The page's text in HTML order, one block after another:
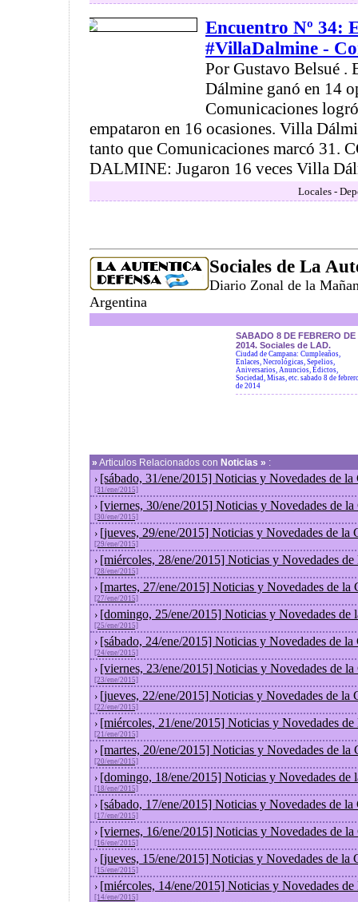
Encuentro Nº 34:
#VillaDalmine -
Por Gustavo Belsué .
Dálmine ganó en 14
Comunicaciones
empataron en 16 ocasiones. Villa
tanto que Comunicaciones marcó 31.
DALMINE: Jugaron 16 veces Villa
Locales -
Sociales de La
Diario Zonal de la
Argentina
SABADO 8 DE FEBRERO DE
2014. Sociales de LAD.
Ciudad de Campana: Cumpleaños,
Enlaces, Necrológicas, Sepelios,
Aniversarios, Anuncios, Edictos,
Sociedad, Misas, etc. sabado 8 de
de 2014
» Articulos Relacionados con Noticias » :
› [sábado, 31/ene/2015] Noticias y Novedades de la
[31/ene/2015]
› [viernes, 30/ene/2015] Noticias y Novedades de
[30/ene/2015]
› [jueves, 29/ene/2015] Noticias y Novedades de la
[29/ene/2015]
› [miércoles, 28/ene/2015] Noticias y Novedades
[28/ene/2015]
› [martes, 27/ene/2015] Noticias y Novedades de la
[27/ene/2015]
› [domingo, 25/ene/2015] Noticias y Novedades de
[25/ene/2015]
› [sábado, 24/ene/2015] Noticias y Novedades de la
[24/ene/2015]
› [viernes, 23/ene/2015] Noticias y Novedades de
[23/ene/2015]
› [jueves, 22/ene/2015] Noticias y Novedades de la
[22/ene/2015]
› [miércoles, 21/ene/2015] Noticias y Novedades
[21/ene/2015]
› [martes, 20/ene/2015] Noticias y Novedades de la
[20/ene/2015]
› [domingo, 18/ene/2015] Noticias y Novedades de
[18/ene/2015]
› [sábado, 17/ene/2015] Noticias y Novedades de la
[17/ene/2015]
› [viernes, 16/ene/2015] Noticias y Novedades de
[16/ene/2015]
› [jueves, 15/ene/2015] Noticias y Novedades de la
[15/ene/2015]
› [miércoles, 14/ene/2015] Noticias y Novedades
[14/ene/2015]